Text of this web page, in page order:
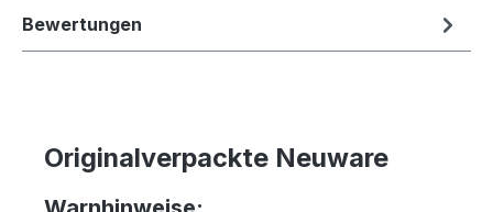
Bewertungen
Originalverpackte Neuware